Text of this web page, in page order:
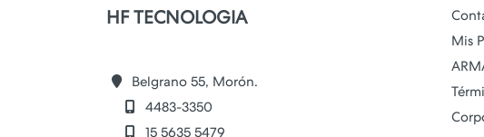
HF TECNOLOGIA
Belgrano 55, Morón.
4483-3350
15 5635 5479
Mis